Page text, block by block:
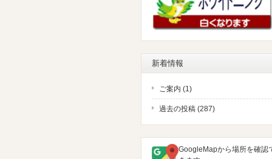
新着情報
ご案内 (1)
過去の投稿 (287)
GoogleMapから場所を確認